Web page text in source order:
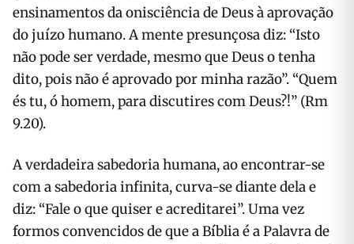
ensinamentos da onisciência de Deus à aprovação
do juízo humano. A mente presunçosa diz: “Isto
não pode ser verdade, mesmo que Deus o tenha
dito, pois não é aprovado por minha razão”. “Quem
és tu, ó homem, para discutires com Deus?!” (Rm
9.20).
A verdadeira sabedoria humana, ao encontrar-se
com a sabedoria infinita, curva-se diante dela e
diz: “Fale o que quiser e acreditarei”. Uma vez
formos convencidos de que a Bíblia é a Palavra de